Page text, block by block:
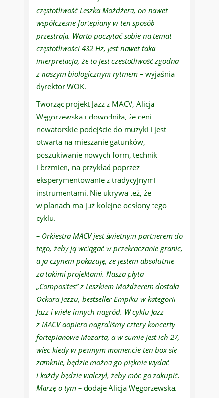
częstotliwość Leszka Możdżera, on nawet
współczesne fortepiany w ten sposób
przestraja. Warto poczytać sobie na temat
częstotliwości 432 Hz, jest nawet taka
interpretacja, że to jest częstotliwość zgodna
z naszym biologicznym rytmem – wyjaśnia
dyrektor WOK.
Tworząc projekt Jazz z MACV, Alicja
Węgorzewska udowodniła, że ceni
nowatorskie podejście do muzyki i jest
otwarta na mieszanie gatunków,
poszukiwanie nowych form, technik
i brzmień, na przykład poprzez
eksperymentowanie z tradycyjnymi
instrumentami. Nie ukrywa też, że
w planach ma już kolejne odsłony tego
cyklu.
– Orkiestra MACV jest świetnym partnerem do
tego, żeby ją wciągać w przekraczanie granic,
a ja czynem pokazuję, że jestem absolutnie
za takimi projektami. Nasza płyta
„Composites” z Leszkiem Możdżerem dostała
Ockara Jazzu, bestseller Empiku w kategorii
Jazz i wiele innych nagród. W cyklu Jazz
z MACV dopiero nagraliśmy cztery koncerty
fortepianowe Mozarta, a w sumie jest ich 27,
więc kiedy w pewnym momencie ten box się
zamknie, będzie można go pięknie wydać
i każdy będzie walczył, żeby móc go zakupić.
Marzę o tym – dodaje Alicja Węgorzewska.